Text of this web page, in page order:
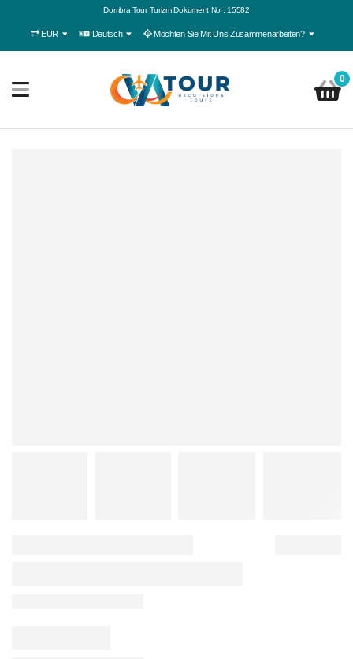
Dombra Tour Turizm Dokument No : 15582
EUR Deutsch Möchten Sie Mit Uns Zusammenarbeiten?
0